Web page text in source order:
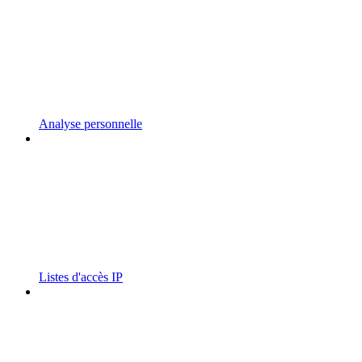
Analyse personnelle
Listes d'accès IP